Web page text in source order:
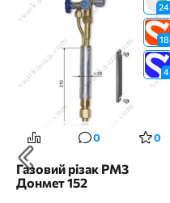
24
18
4
0 0
Газовий різак РМ3
Донмет 152